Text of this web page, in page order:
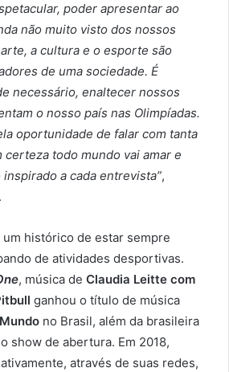
poder apresentar ao
não muito visto dos nossos
a cultura e o esporte são
de uma sociedade. É
necessário, enaltecer nossos
o nosso país nas Olimpíadas.
oportunidade de falar com tanta
todo mundo vai amar e
a cada entrevista”,
um histórico de estar sempre
de atividades desportivas.
, música de Claudia Leitte com
ganhou o título de música
no Brasil, além da brasileira
show de abertura. Em 2018,
através de suas redes,